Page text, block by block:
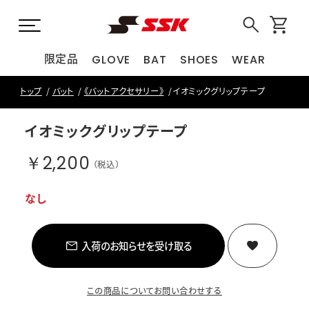
限定品 GLOVE BAT SHOES WEAR
トップ バット 《バットアクセサリー》 イオミックグリップテープ
イオミックグリップテープ
￥2,200 （税込）
なし
入荷のお知らせを受け取る
この商品についてお問い合わせする